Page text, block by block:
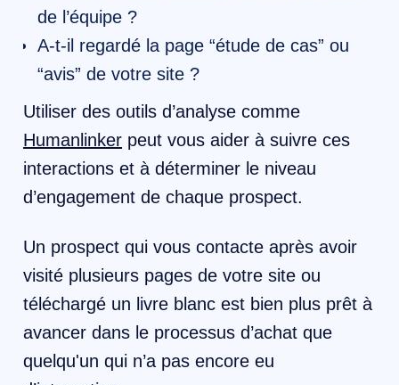
de l’équipe ?
A-t-il regardé la page “étude de cas” ou
“avis” de votre site ?
Utiliser des outils d’analyse comme
Humanlinker peut vous aider à suivre ces
interactions et à déterminer le niveau
d’engagement de chaque prospect.
Un prospect qui vous contacte après avoir
visité plusieurs pages de votre site ou
téléchargé un livre blanc est bien plus prêt à
avancer dans le processus d’achat que
quelqu'un qui n’a pas encore eu